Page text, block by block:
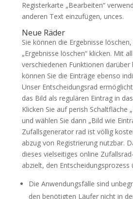
Registerkarte „Bearbeiten“
anderen Text einzufügen, unces.
Neue Räder
Sie können die Ergebnisse
„Ergebnisse löschen“ klicken. Mit
verschiedenen Funktionen darüber
können Sie die Einträge ebenso
Unser Entscheidungsrad
das Bild als regulären Eintrag in
Klicken Sie auf perish Schaltfläche
und wählen Sie dann „Bild wie
Zufallsgenerator rad ist völlig
abzug von Registrierung nutzbar.
dieses vielseitiges online
abzielt, den Entscheidungsprozess
Die Anwendungsfälle sind
den benötigten Läufer nicht in